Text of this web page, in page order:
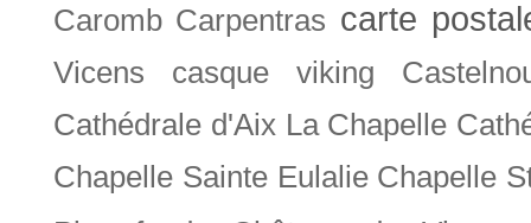
Caromb Carpentras carte
Vicens casque viking
Cathédrale d'Aix La Chapelle
Chapelle Sainte Eulalie Chapelle